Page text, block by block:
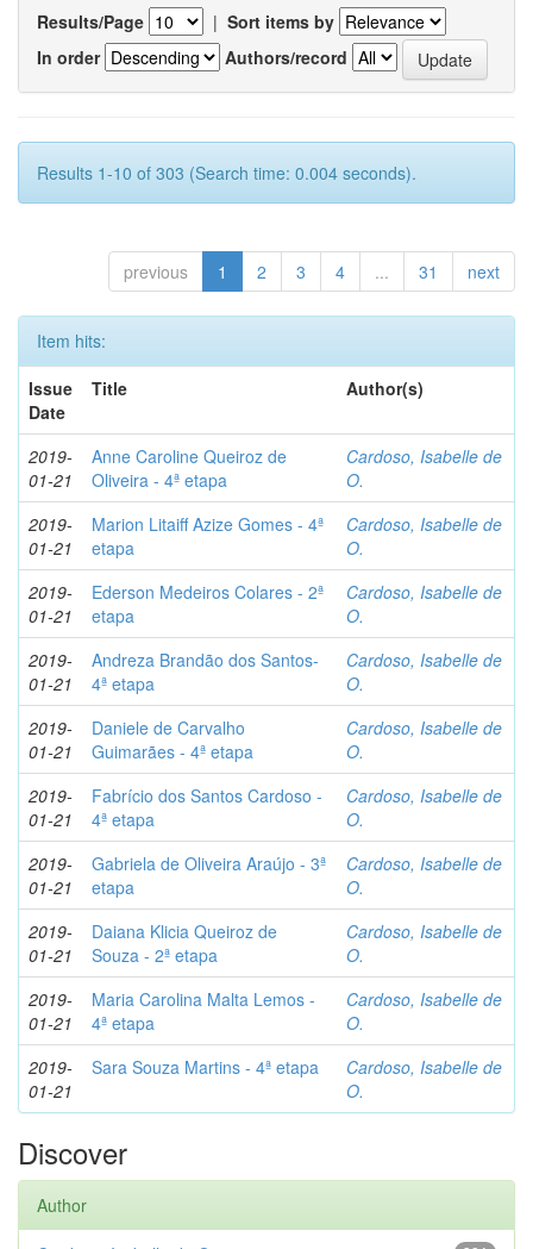
Results/Page | Sort items by
In order
Authors/record
Results 1-10 of 303 (Search time: 0.004 seconds).
previous 1 2 3 4 ... 31 next
Item hits:
Issue
Date
Title Author(s)
2019-
01-21
Anne Caroline Queiroz de
Oliveira - 4ª etapa
Cardoso, Isabelle de
O.
2019-
01-21
Marion Litaiff Azize Gomes - 4ª
etapa
Cardoso, Isabelle de
O.
2019-
01-21
Ederson Medeiros Colares - 2ª
etapa
Cardoso, Isabelle de
O.
2019-
01-21
Andreza Brandão dos Santos-
4ª etapa
Cardoso, Isabelle de
O.
2019-
01-21
Daniele de Carvalho
Guimarães - 4ª etapa
Cardoso, Isabelle de
O.
2019-
01-21
Fabrício dos Santos Cardoso -
4ª etapa
Cardoso, Isabelle de
O.
2019-
01-21
Gabriela de Oliveira Araújo - 3ª
etapa
Cardoso, Isabelle de
O.
2019-
01-21
Daiana Klicia Queiroz de
Souza - 2ª etapa
Cardoso, Isabelle de
O.
2019-
01-21
Maria Carolina Malta Lemos -
4ª etapa
Cardoso, Isabelle de
O.
2019-
01-21
Sara Souza Martins - 4ª etapa
Cardoso, Isabelle de
O.
Discover
Author